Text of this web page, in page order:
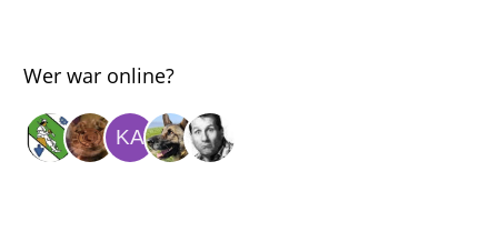
Wer war online?